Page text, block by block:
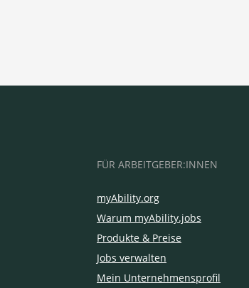
FÜR ARBEITGEBER:INNEN
myAbility.org
Warum myAbility.jobs
Produkte & Preise
Jobs verwalten
Mein Unternehmensprofil